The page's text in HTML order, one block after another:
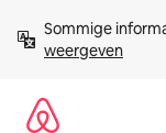
direct
naar
Sommige
weergeven